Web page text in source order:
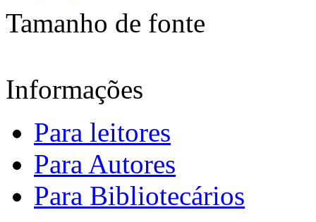
Tamanho de fonte
Informações
Para leitores
Para Autores
Para Bibliotecários